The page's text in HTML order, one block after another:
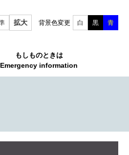
拡大 背景色変更 白 黒 青
もしものときは
Emergency information